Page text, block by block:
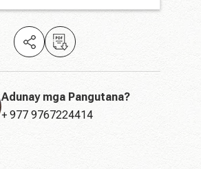
Adunay mga Pangutana?
+ 977 9767224414